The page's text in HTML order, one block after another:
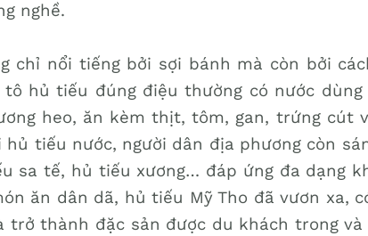
nghề.
chỉ nổi tiếng bởi sợi bánh mà còn bởi
tô hủ tiếu đúng điệu thường có nước dùng
heo, ăn kèm thịt, tôm, gan, trứng cút
hủ tiếu nước, người dân địa phương còn
sa tế, hủ tiếu xương… đáp ứng đa dạng
ăn dân dã, hủ tiếu Mỹ Tho đã vươn xa,
trở thành đặc sản được du khách trong và